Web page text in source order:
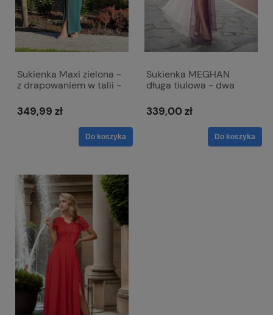
Sukienka Maxi zielona -
z drapowaniem w talii -
349,99 zł
Do koszyka
Sukienka MEGHAN
długa tiulowa - dwa
339,00 zł
Do koszyka